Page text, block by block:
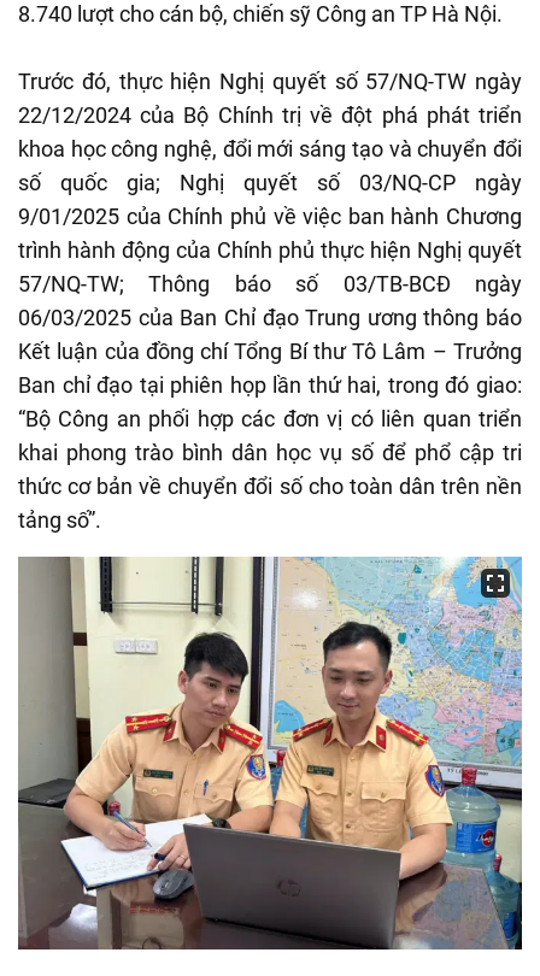
8.740 lượt cho cán bộ, chiến sỹ Công an TP Hà Nội.
Trước đó, thực hiện Nghị quyết số 57/NQ-TW ngày
22/12/2024 của Bộ Chính trị về đột phá phát triển
khoa học công nghệ, đổi mới sáng tạo và chuyển đổi
số quốc gia; Nghị quyết số 03/NQ-CP ngày
9/01/2025 của Chính phủ về việc ban hành Chương
trình hành động của Chính phủ thực hiện Nghị quyết
57/NQ-TW; Thông báo số 03/TB-BCĐ ngày
06/03/2025 của Ban Chỉ đạo Trung ương thông báo
Kết luận của đồng chí Tổng Bí thư Tô Lâm – Trưởng
Ban chỉ đạo tại phiên họp lần thứ hai, trong đó giao:
“Bộ Công an phối hợp các đơn vị có liên quan triển
khai phong trào bình dân học vụ số để phổ cập tri
thức cơ bản về chuyển đổi số cho toàn dân trên nền
tảng số”.